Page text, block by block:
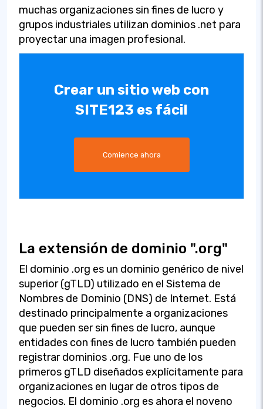
muchas organizaciones sin fines de lucro y
grupos industriales utilizan dominios .net para
proyectar una imagen profesional.
Crear un sitio web con
SITE123 es fácil
Comience ahora
La extensión de dominio ".org"
El dominio .org es un dominio genérico de nivel
superior (gTLD) utilizado en el Sistema de
Nombres de Dominio (DNS) de Internet. Está
destinado principalmente a organizaciones
que pueden ser sin fines de lucro, aunque
entidades con fines de lucro también pueden
registrar dominios .org. Fue uno de los
primeros gTLD diseñados explícitamente para
organizaciones en lugar de otros tipos de
negocios. El dominio .org es ahora el noveno